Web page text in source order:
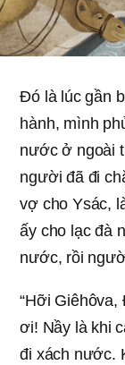
Đó là lúc gần
hành, mình
nước ở ngoài
người đã đi
vợ cho Ysác,
ấy cho lạc đà
nước, rồi
“Hỡi
ơi! Nầy là khi
đi xách nước.